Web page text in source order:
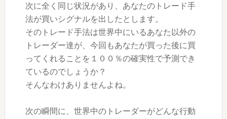
次に全く同じ状況があり、あなたのトレード手
法が買いシグナルを出したとします。
そのトレード手法は世界中にいるあなた以外の
トレーダー達が、今回もあなたが買った後に買
ってくれることを１００％の確実性で予測でき
ているのでしょうか？
そんなわけありませんよね。
次の瞬間に、世界中のトレーダーがどんな行動